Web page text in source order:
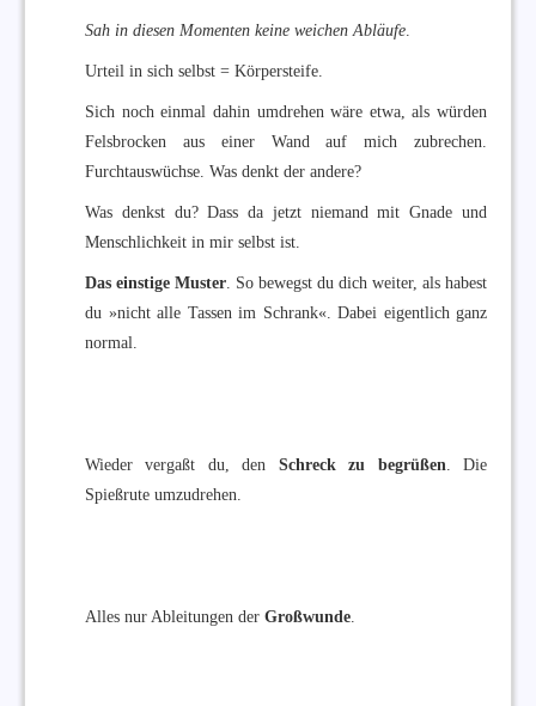
Sah in diesen Momenten keine weichen Abläufe
Urteil in sich selbst = Körpersteife.
Sich noch einmal dahin umdrehen wäre etwa, als würden
Felsbrocken aus einer Wand auf mich zubrechen.
Furchtauswüchse. Was denkt der andere?
Was denkst du? Dass da jetzt niemand mit Gnade und
Menschlichkeit in mir selbst ist.
Das einstige Muster . So bewegst du dich weiter, als habest
du »nicht alle Tassen im Schrank«. Dabei eigentlich ganz
normal.
Wieder vergaßt du, den Schreck zu begrüßen . Die
Spießrute umzudrehen.
Alles nur Ableitungen der Großwunde